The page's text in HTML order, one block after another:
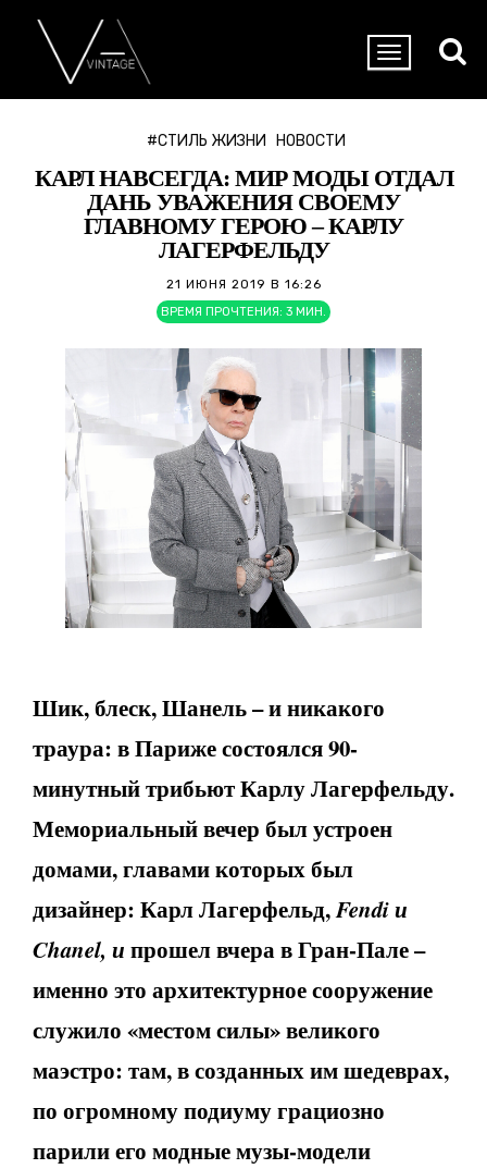
#СТИЛЬ ЖИЗНИ НОВОСТИ
КАРЛ НАВСЕГДА: МИР МОДЫ ОТДАЛ
ДАНЬ УВАЖЕНИЯ СВОЕМУ
ГЛАВНОМУ ГЕРОЮ – КАРЛУ
ЛАГЕРФЕЛЬДУ
21 ИЮНЯ 2019 В 16:26
ВРЕМЯ ПРОЧТЕНИЯ: 3 МИН.
Шик, блеск, Шанель – и никакого
траура: в Париже состоялся 90-
минутный трибьют Карлу Лагерфельду.
Мемориальный вечер был устроен
домами, главами которых был
дизайнер: Карл Лагерфельд,Fendi и
Chanel, и прошел вчера в Гран-Пале –
именно это архитектурное сооружение
служило «местом силы» великого
маэстро: там, в созданных им шедеврах,
по огромному подиуму грациозно
парили его модные музы-модели